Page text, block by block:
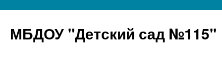
МБДОУ "Детский сад №115"